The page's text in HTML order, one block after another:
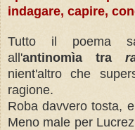
indagare, capire,
Tutto il poema
all'antinomìa tra
nient'altro che
ragione.
Roba davvero tosta, e
Meno male per